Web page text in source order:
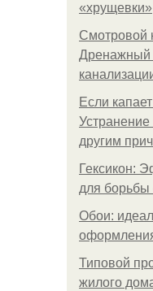
«хрущевки»
Смотровой
Дренажный
Если
Устранение
другим
Гексикон:
для
Обои:
Типовой
жилого